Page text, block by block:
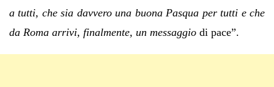
a tutti, che sia davvero una buona Pasqua per tutti e che
da Roma arrivi, finalmente, un messaggio di pace”.